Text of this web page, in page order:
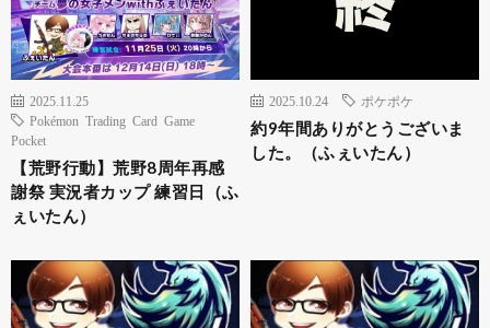
2025.11.25
Pokémon Trading Card Game
Pocket
【荒野行動】荒野8周年再感
謝祭 実況者カップ 練習日（ふ
ぇいたん）
2025.10.24 ポケポケ
約9年間ありがとうございま
した。（ふぇいたん）